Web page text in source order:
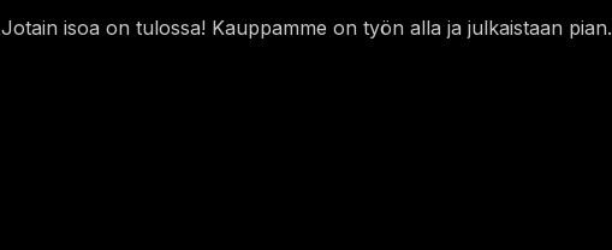
Jotain isoa on tulossa! Kauppamme on työn alla ja julkaistaan pian.